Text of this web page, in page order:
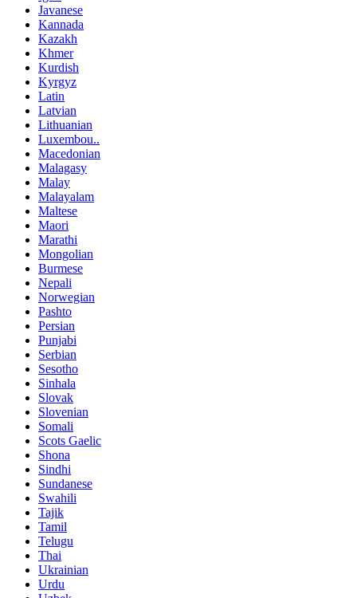
Javanese
Kannada
Kazakh
Khmer
Kurdish
Kyrgyz
Latin
Latvian
Lithuanian
Luxembou..
Macedonian
Malagasy
Malay
Malayalam
Maltese
Maori
Marathi
Mongolian
Burmese
Nepali
Norwegian
Pashto
Persian
Punjabi
Serbian
Sesotho
Sinhala
Slovak
Slovenian
Somali
Scots Gaelic
Shona
Sindhi
Sundanese
Swahili
Tajik
Tamil
Telugu
Thai
Ukrainian
Urdu